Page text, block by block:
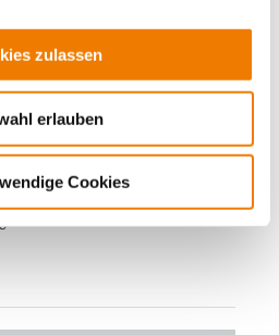
zulassen
erlauben
Cookies
MCM, lam. Cu.